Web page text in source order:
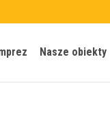
Nasze obiekty